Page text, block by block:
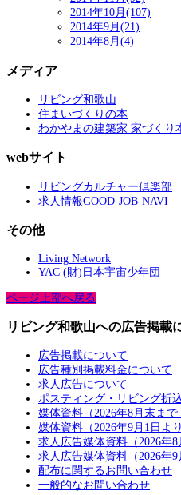
2014年10月(107)
2014年9月(21)
2014年8月(4)
メディア
リビング和歌山
住まいづくりの本
わかやまの建築家 家づくり
webサイト
リビングカルチャー倶楽部
求人情報GOOD-JOB-NAVI
その他
Living Network
YAC (財)日本宇宙少年団
ページ上部へ戻る
リビング和歌山への広告掲載
広告掲載について
広告種別掲載料金について
求人広告について
ポスティング・リビング折
媒体資料（2026年8月末まで
媒体資料（2026年9月1日よ
求人広告媒体資料（2026年8
求人広告媒体資料（2026年9
配布に関するお問い合わせ
一般的なお問い合わせ